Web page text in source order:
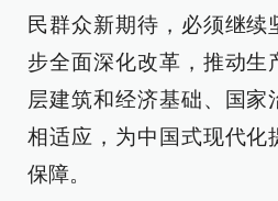
民群众新期待，必须继续
步全面深化改革，推动生
层建筑和经济基础、国家
相适应，为中国式现代化
保障。